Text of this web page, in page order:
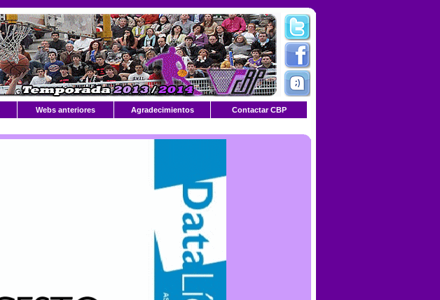
Webs anteriores Agradecimientos Contactar CBP